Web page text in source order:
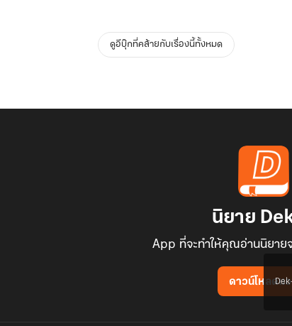
ดูอีบุ๊กที่คล้ายกับเรื่องนี้ทั้งหมด
นิยาย
App ที่จะทำให้คุณอ่านนิยาย
ดาวน์โหลดแ